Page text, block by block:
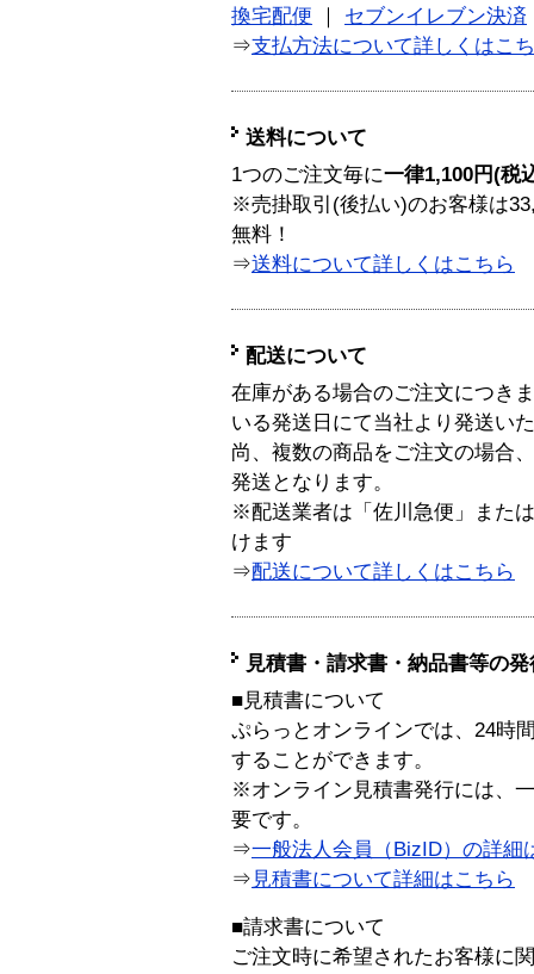
換宅配便
セブンイレブン決済
⇒支払方法について詳しくはこ
送料について
1つのご注文毎に一律1,100円(税
※売掛取引(後払い)のお客様は
無料！
⇒送料について詳しくはこちら
配送について
在庫がある場合のご注文につき
いる発送日にて当社より発送い
尚、複数の商品をご注文の場合
発送となります。
※配送業者は「佐川急便」また
けます
⇒配送について詳しくはこちら
見積書・請求書・納品書等の
■見積書について
ぷらっとオンラインでは、24時
することができます。
※オンライン見積書発行には、
要です。
⇒一般法人会員（BizID）の詳細
⇒ 見積書について詳細はこちら
■請求書について
ご注文時に希望されたお客様に